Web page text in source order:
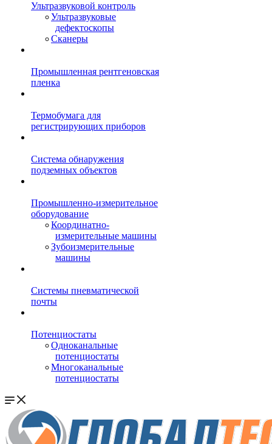
Ультразвуковой контроль
Ультразвуковые
дефектоскопы
Сканеры
Промышленная рентгеновская
пленка
Термобумага для
регистрирующих приборов
Система обнаружения
подземных объектов
Промышленно-измерительное
оборудование
Координатно-
измерительные машины
Зубоизмерительные
машины
Системы пневматической
почты
Потенциостаты
Одноканальные
потенциостаты
Многоканальные
потенциостаты